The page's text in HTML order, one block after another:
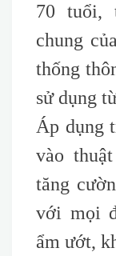
70 tuổi,
chung
thống
sử dụng
Áp dụng
vào
tăng
với mọi
ẩm ướt,